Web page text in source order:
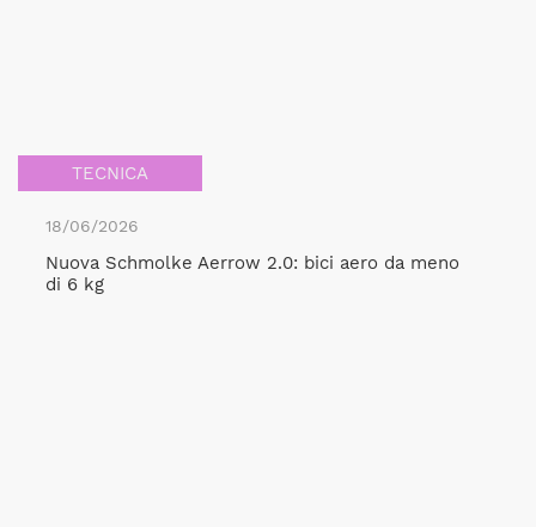
TECNICA
18/06/2026
Nuova Schmolke Aerrow 2.0: bici aero da meno
di 6 kg